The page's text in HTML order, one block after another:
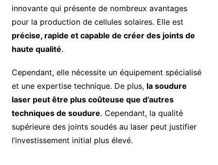
innovante qui présente de nombreux avantages
pour la production de cellules solaires. Elle est
précise, rapide et capable de créer des joints de
haute qualité.
Cependant, elle nécessite un équipement spécialisé
et une expertise technique. De plus, la soudure
laser peut être plus coûteuse que d’autres
techniques de soudure. Cependant, la qualité
supérieure des joints soudés au laser peut justifier
l’investissement initial plus élevé.